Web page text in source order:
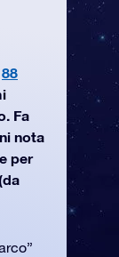
88
Fa
nota
per